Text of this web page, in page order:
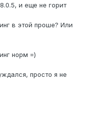
и еще не горит
в этой проше? Или
норм =)
просто я не